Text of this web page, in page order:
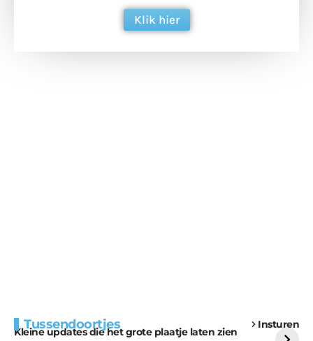
Klik hier
Tussendoortjes Insturen
Kleine updates die het grote plaatje laten zien
voor kabouters
uitdaging